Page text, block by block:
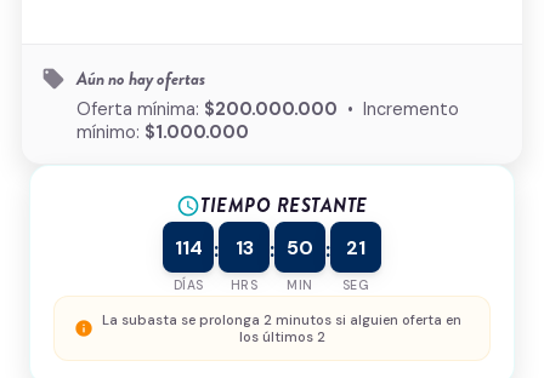
Tipo de inmueble *
¿Cómo podemos ayudarte?
0/500
política de privacidady el
datos*
local_offer Aún no hay ofertas
Oferta mínima: $200.000.000 • Incremento
mínimo: $1.000.000
scheduleTIEMPO RESTANTE
114
DÍAS
: 13
HRS
: 50
MIN
: 21
SEG
info La subasta se prolonga 2 minutos si alguien oferta en
los últimos 2